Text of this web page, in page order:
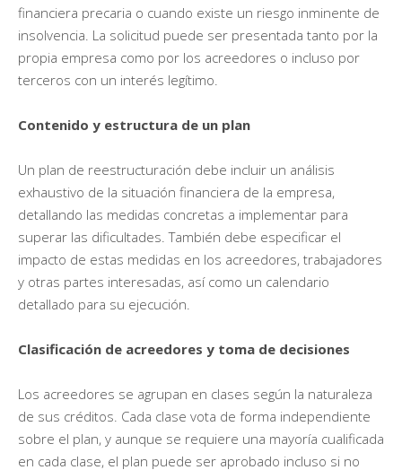
financiera precaria o cuando existe un riesgo inminente de
insolvencia. La solicitud puede ser presentada tanto por la
propia empresa como por los acreedores o incluso por
terceros con un interés legítimo.
Contenido y estructura de un plan
Un plan de reestructuración debe incluir un análisis
exhaustivo de la situación financiera de la empresa,
detallando las medidas concretas a implementar para
superar las dificultades. También debe especificar el
impacto de estas medidas en los acreedores, trabajadores
y otras partes interesadas, así como un calendario
detallado para su ejecución.
Clasificación de acreedores y toma de decisiones
Los acreedores se agrupan en clases según la naturaleza
de sus créditos. Cada clase vota de forma independiente
sobre el plan, y aunque se requiere una mayoría cualificada
en cada clase, el plan puede ser aprobado incluso si no